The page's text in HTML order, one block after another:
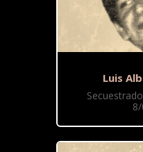
Luis